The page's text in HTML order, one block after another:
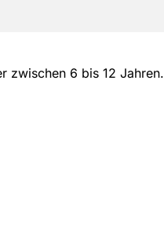
zwischen 6 bis 12 Jahren.